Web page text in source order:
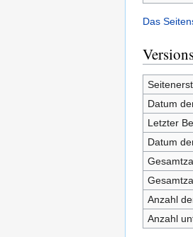
Das
Datum
Letzter
Datum
Anzahl
Anzahl